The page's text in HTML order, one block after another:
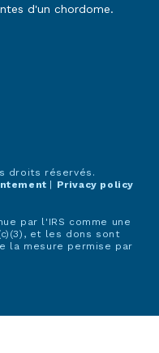
d'un chordome.
droits réservés.
Privacy policy
par l'IRS comme une
et les dons sont
la mesure permise par